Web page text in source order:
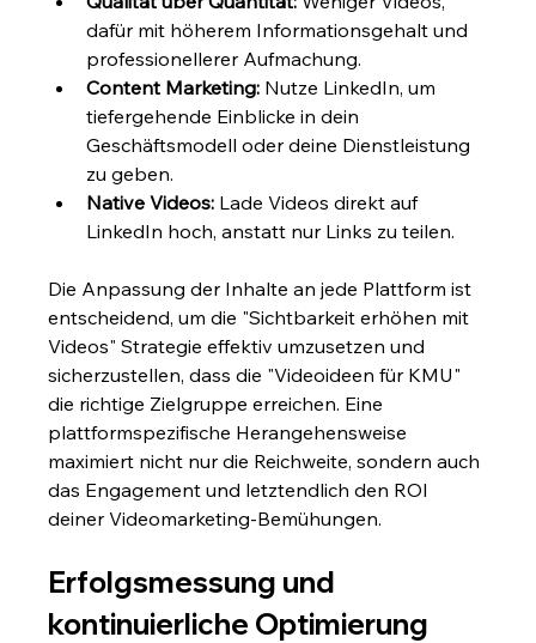
dafür mit höherem Informationsgehalt und
professionellerer Aufmachung.
Content Marketing: Nutze LinkedIn, um
tiefergehende Einblicke in dein
Geschäftsmodell oder deine Dienstleistung
zu geben.
Native Videos: Lade Videos direkt auf
LinkedIn hoch, anstatt nur Links zu teilen.
Die Anpassung der Inhalte an jede Plattform ist
entscheidend, um die "Sichtbarkeit erhöhen mit
Videos" Strategie effektiv umzusetzen und
sicherzustellen, dass die "Videoideen für KMU"
die richtige Zielgruppe erreichen. Eine
plattformspezifische Herangehensweise
maximiert nicht nur die Reichweite, sondern auch
das Engagement und letztendlich den ROI
deiner Videomarketing-Bemühungen.
Erfolgsmessung und
kontinuierliche Optimierung